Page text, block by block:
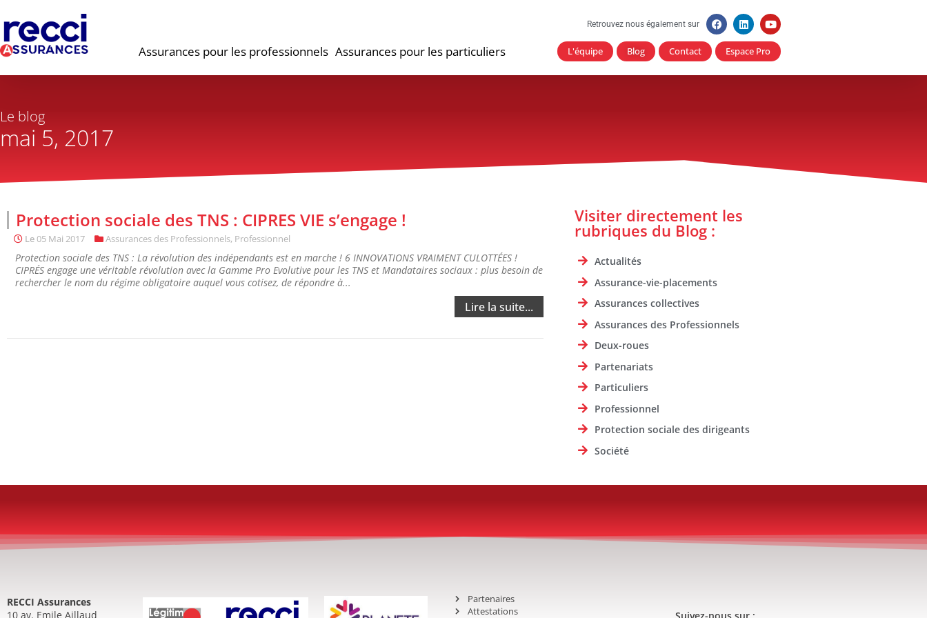
Assurances pour les professionnels Assurances pour les particuliers
Retrouvez nous également sur
L'équipe Blog Contact Espace Pro
Le blog
mai 5, 2017
Protection sociale des TNS : CIPRES VIE s’engage !
Le05 Mai 2017 Assurances des Professionnels, Professionnel
Protection sociale des TNS : La révolution des indépendants est en marche ! 6 INNOVATIONS VRAIMENT CULOTTÉES !
CIPRÉS engage une véritable révolution avec la Gamme Pro Evolutive pour les TNS et Mandataires sociaux : plus besoin de
rechercher le nom du régime obligatoire auquel vous cotisez, de répondre à...
Lire la suite...
Visiter directement les
rubriques du Blog :
Actualités
Assurance-vie-placements
Assurances collectives
Assurances des Professionnels
Deux-roues
Partenariats
Particuliers
Professionnel
Protection sociale des dirigeants
Société
RECCI Assurances
10 av. Emile Aillaud
Partenaires
Attestations
Suivez-nous sur :